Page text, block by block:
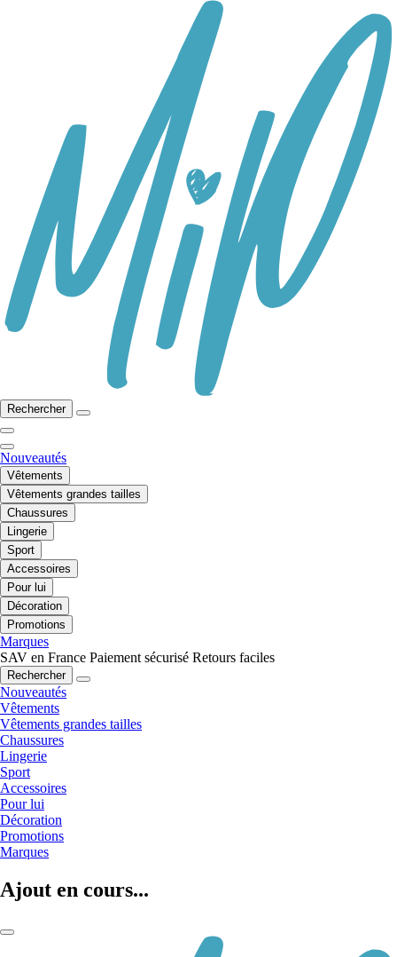
Rechercher
Nouveautés
Vêtements
Vêtements grandes tailles
Chaussures
Lingerie
Sport
Accessoires
Pour lui
Décoration
Promotions
Marques
SAV en France Paiement sécurisé Retours faciles
Rechercher
Nouveautés
Vêtements
Vêtements grandes tailles
Chaussures
Lingerie
Sport
Accessoires
Pour lui
Décoration
Promotions
Marques
Ajout en cours...